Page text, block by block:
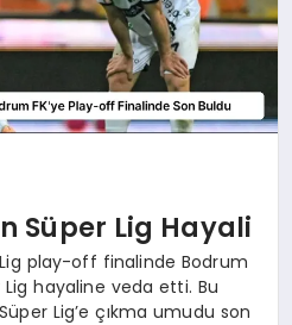
Süper Lig Hayali
play-off finalinde Bodrum
Lig hayaline veda etti. Bu
Lig’e çıkma umudu son